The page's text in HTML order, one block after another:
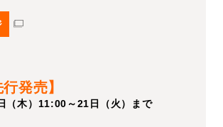
発売】
（木）11:00～21日（火）まで